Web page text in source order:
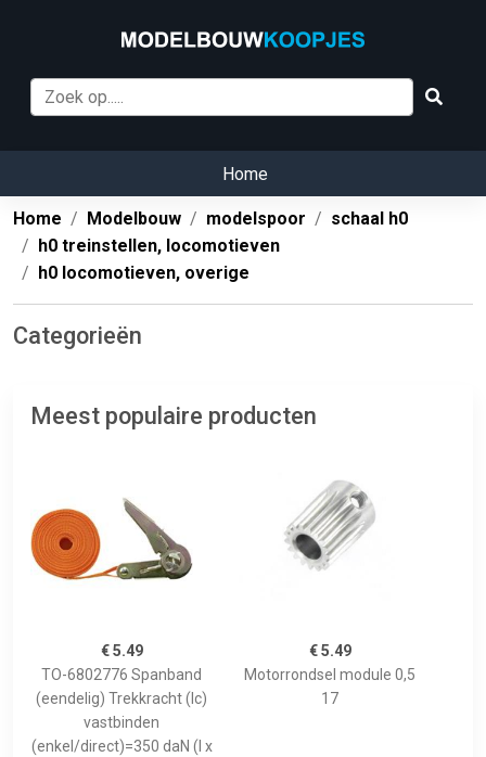
Home
Home Modelbouw modelspoor
schaal h0
h0 treinstellen, locomotieven
h0 locomotieven, overige
Categorieën
Meest populaire producten
€ 5.49
TO-6802776 Spanband
(eendelig) Trekkracht (lc)
vastbinden
(enkel/direct)=350 daN (l x
€ 5.49
Motorrondsel module 0,5
17